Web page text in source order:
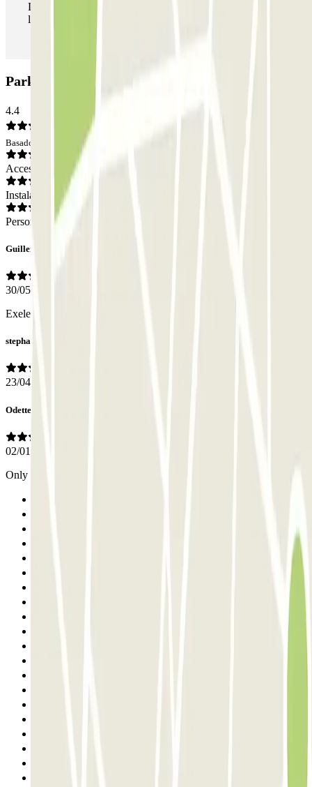
Durante tu estancia podrás entrar y salir del parking todas
las veces que quieras.
Parking Odiseus: Opiniones
4.4
Basado en 112 opiniones
Acceso
Instalaciones
Personal
Guillermo
30/05/2026
Exelente atención y apoyo del personal
stephane
23/04/2026
Odette
02/01/2026
Only two EV chargers.